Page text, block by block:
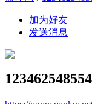
加为好友
发送消息